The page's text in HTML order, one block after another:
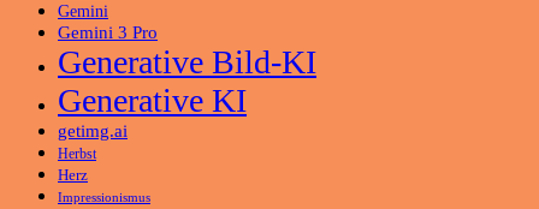
Gemini
Gemini 3 Pro
Generative Bild-KI
Generative KI
getimg.ai
Herbst
Herz
Impressionismus